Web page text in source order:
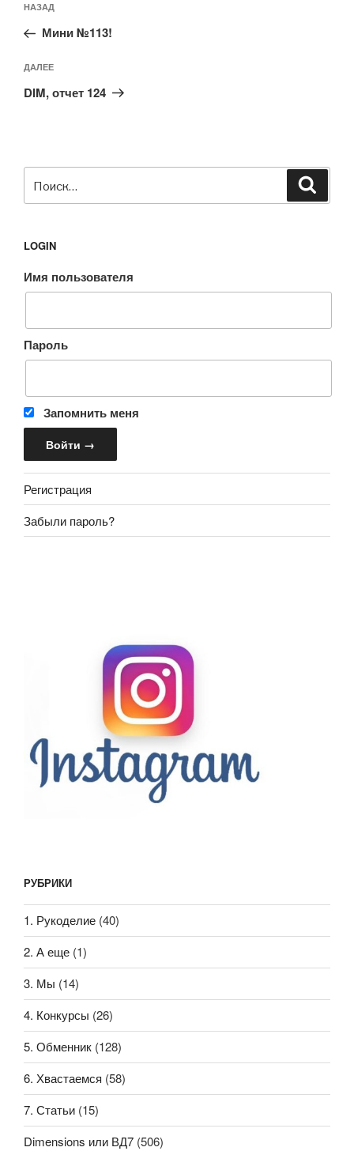
по
записям
Предыдущая
запись:
НАЗАД
Мини №113!
Следующая
запись
ДАЛЕЕ
DIM, отчет 124
LOGIN
Имя пользователя
Пароль
Запомнить меня
Регистрация
Забыли пароль?
РУБРИКИ
1. Рукоделие (40)
2. А еще (1)
3. Мы (14)
4. Конкурсы (26)
5. Обменник (128)
6. Хвастаемся (58)
7. Статьи (15)
Dimensions или ВД7 (506)